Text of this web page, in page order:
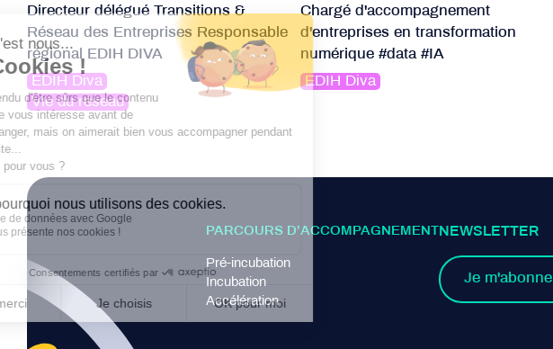
Directeur délégué Transitions &
Réseau des Entreprises Responsable
régional EDIH DIVA
EDIH Diva
Vie du réseau
Chargé d'accompagnement
d'entreprises en transformation
numérique #data #IA
EDIH Diva
PARCOURS D’ACCOMPAGNEMENT
Pré-incubation
Incubation
Accélération
NEWSLETTER
Je m'abonne